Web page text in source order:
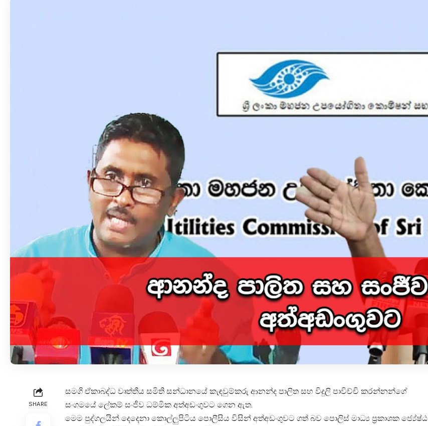
SHARE
සමගි ඒකාබද්ධ වෘත්තීය සමිති සන්ධානයේ කැඳවුම්කරු ආනන්ද පාලිත සහ විදුලි පාවිච්චි කරන්නන්ගේ
සංගමයේ ලේකම් සංජීව ධම්මික අත්අඩංගුවට ගෙන ඇත.
මෙම පුද්ගලයින් දෙදෙනා කොල්ලුපිටිය පොලීසිය විසින් අත්අඩංගුවට ගත් බව පොලිස් මාධ්‍ය ප්‍රකාශක ජ්‍යේෂ්ඨ